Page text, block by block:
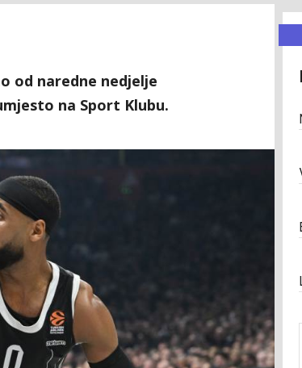
od naredne nedjelje
na Sport Klubu.